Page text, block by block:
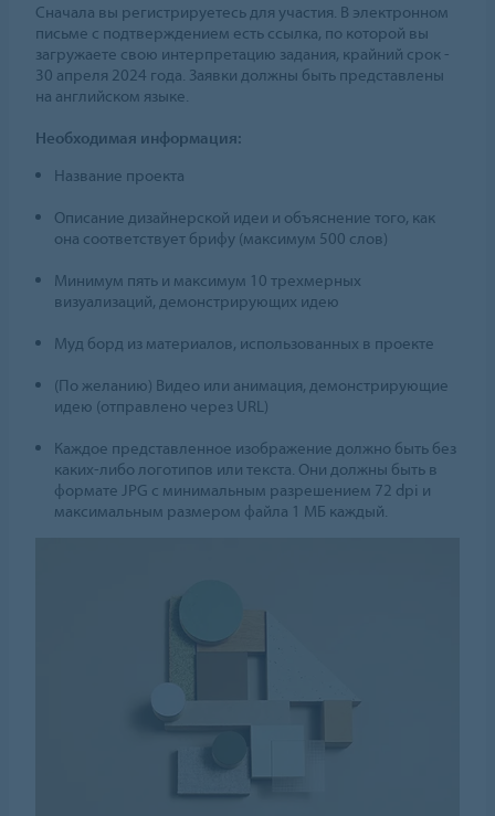
Сначала вы регистрируетесь для участия. В электронном
письме с подтверждением есть ссылка, по которой вы
загружаете свою интерпретацию задания, крайний срок -
30 апреля 2024 года. Заявки должны быть представлены
на английском языке.
Необходимая информация:
Название проекта
Описание дизайнерской идеи и объяснение того, как
она соответствует брифу (максимум 500 слов)
Минимум пять и максимум 10 трехмерных
визуализаций, демонстрирующих идею
Муд борд из материалов, использованных в проекте
(По желанию) Видео или анимация, демонстрирующие
идею (отправлено через URL)
Каждое представленное изображение должно быть без
каких-либо логотипов или текста. Они должны быть в
формате JPG с минимальным разрешением 72 dpi и
максимальным размером файла 1 МБ каждый.